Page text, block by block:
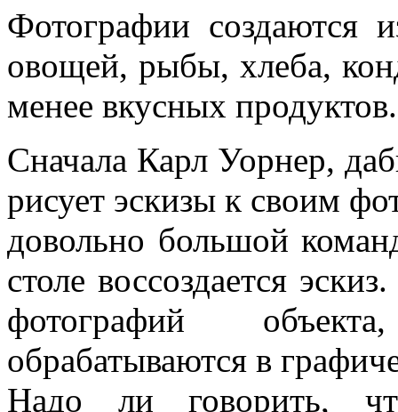
Фотографии создаются
овощей, рыбы, хлеба,
менее вкусных продуктов.
Сначала Карл Уорнер,
рисует эскизы к своим
довольно большой
столе воссоздается
фотографий
обрабатываются в
Надо ли говорить,